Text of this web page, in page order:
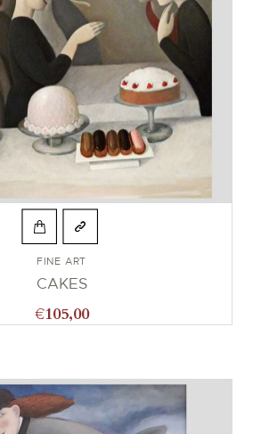
FINE ART
CAKES
€105,00